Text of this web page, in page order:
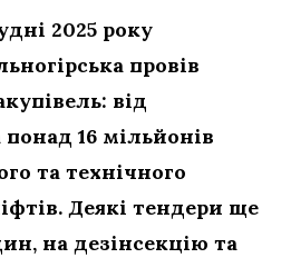
2025 року
провів
від
понад 16 мільйонів
та технічного
Деякі тендери ще
на дезінсекцію та